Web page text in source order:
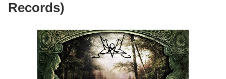
Records)